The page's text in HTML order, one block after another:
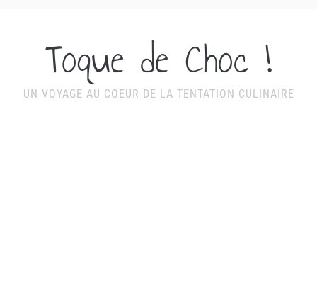
Toque de Choc !
UN VOYAGE AU COEUR DE LA TENTATION CULINAIRE